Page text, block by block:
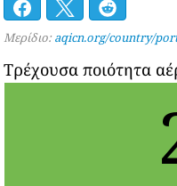
Μερίδιο: aqicn.org/country/
Τρέχουσα ποιότητα